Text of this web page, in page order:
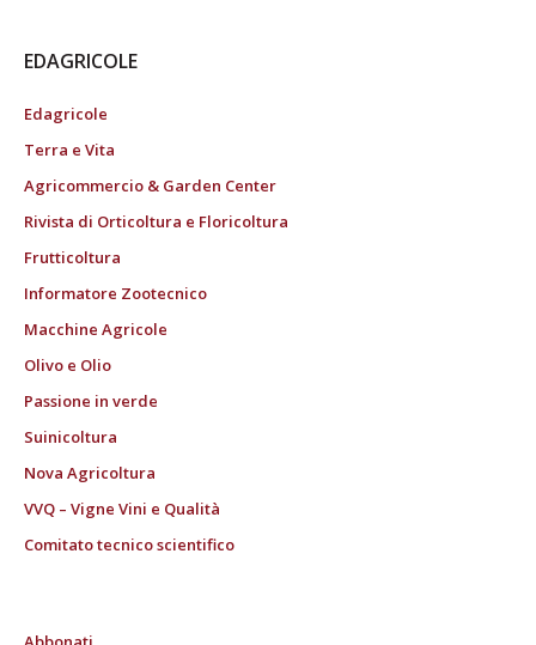
EDAGRICOLE
Edagricole
Terra e Vita
Agricommercio & Garden Center
Rivista di Orticoltura e Floricoltura
Frutticoltura
Informatore Zootecnico
Macchine Agricole
Olivo e Olio
Passione in verde
Suinicoltura
Nova Agricoltura
VVQ – Vigne Vini e Qualità
Comitato tecnico scientifico